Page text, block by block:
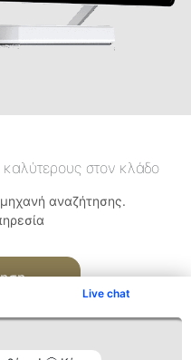
Live chat
στον κλάδο
αναζήτησης.